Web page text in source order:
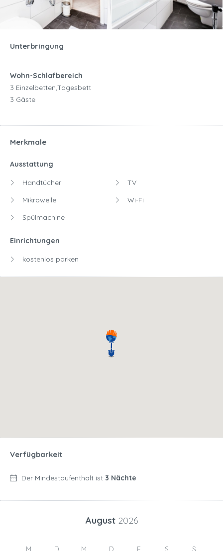
Unterbringung
Wohn-Schlafbereich
3 Einzelbetten,Tagesbett
3 Gäste
Merkmale
Ausstattung
Handtücher
Mikrowelle
Spülmachine
TV
Wi-Fi
Einrichtungen
kostenlos parken
Verfügbarkeit
Der Mindestaufenthalt ist 3 Nächte
August 2026
M D M D F S S